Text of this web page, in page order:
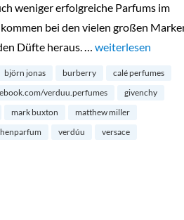
weniger erfolgreiche Parfums im
bei den vielen großen
Düfte heraus. … „Verdúu
weiterlesen
björn jonas burberry
calé perfumes
verduu.perfumes
givenchy
mark buxton
matthew miller
verdúu
versace